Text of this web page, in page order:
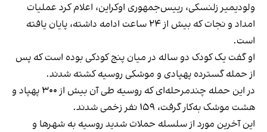
ولودیمیر زلنسکی، رییس‌جمهوری اوکراین، اعلام کرد عملیات
امداد و نجات که بیش از ۲۴ ساعت ادامه داشته، پایان یافته
است.
او گفت یک کودک دو ساله در میان پنج کودکی بوده است که پس
از حمله گسترده پهپادی و موشکی روسیه کشته شدند.
در این حمله چندمرحله‌ای که روسیه طی آن بیش از ۳۰۰ پهپاد و
هشت موشک به‌کار گرفت، ۱۵۹ نفر زخمی شدند.
این آخرین مورد از سلسله حملات شدید روسیه به شهرها و